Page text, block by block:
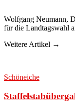
Wolfgang Neumann,
für die Landtagswahl
Weitere Artikel →
Schöneiche